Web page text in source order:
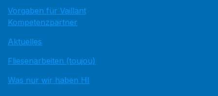
Vorgaben für Vaillant
Kompetenzpartner
Aktuelles
Fliesenarbeiten (toujou)
Was nur wir haben HI